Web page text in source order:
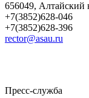
656049, Алтайский
+7(3852)628-046
+7(3852)628-396
rector@asau.ru
Пресс-служба